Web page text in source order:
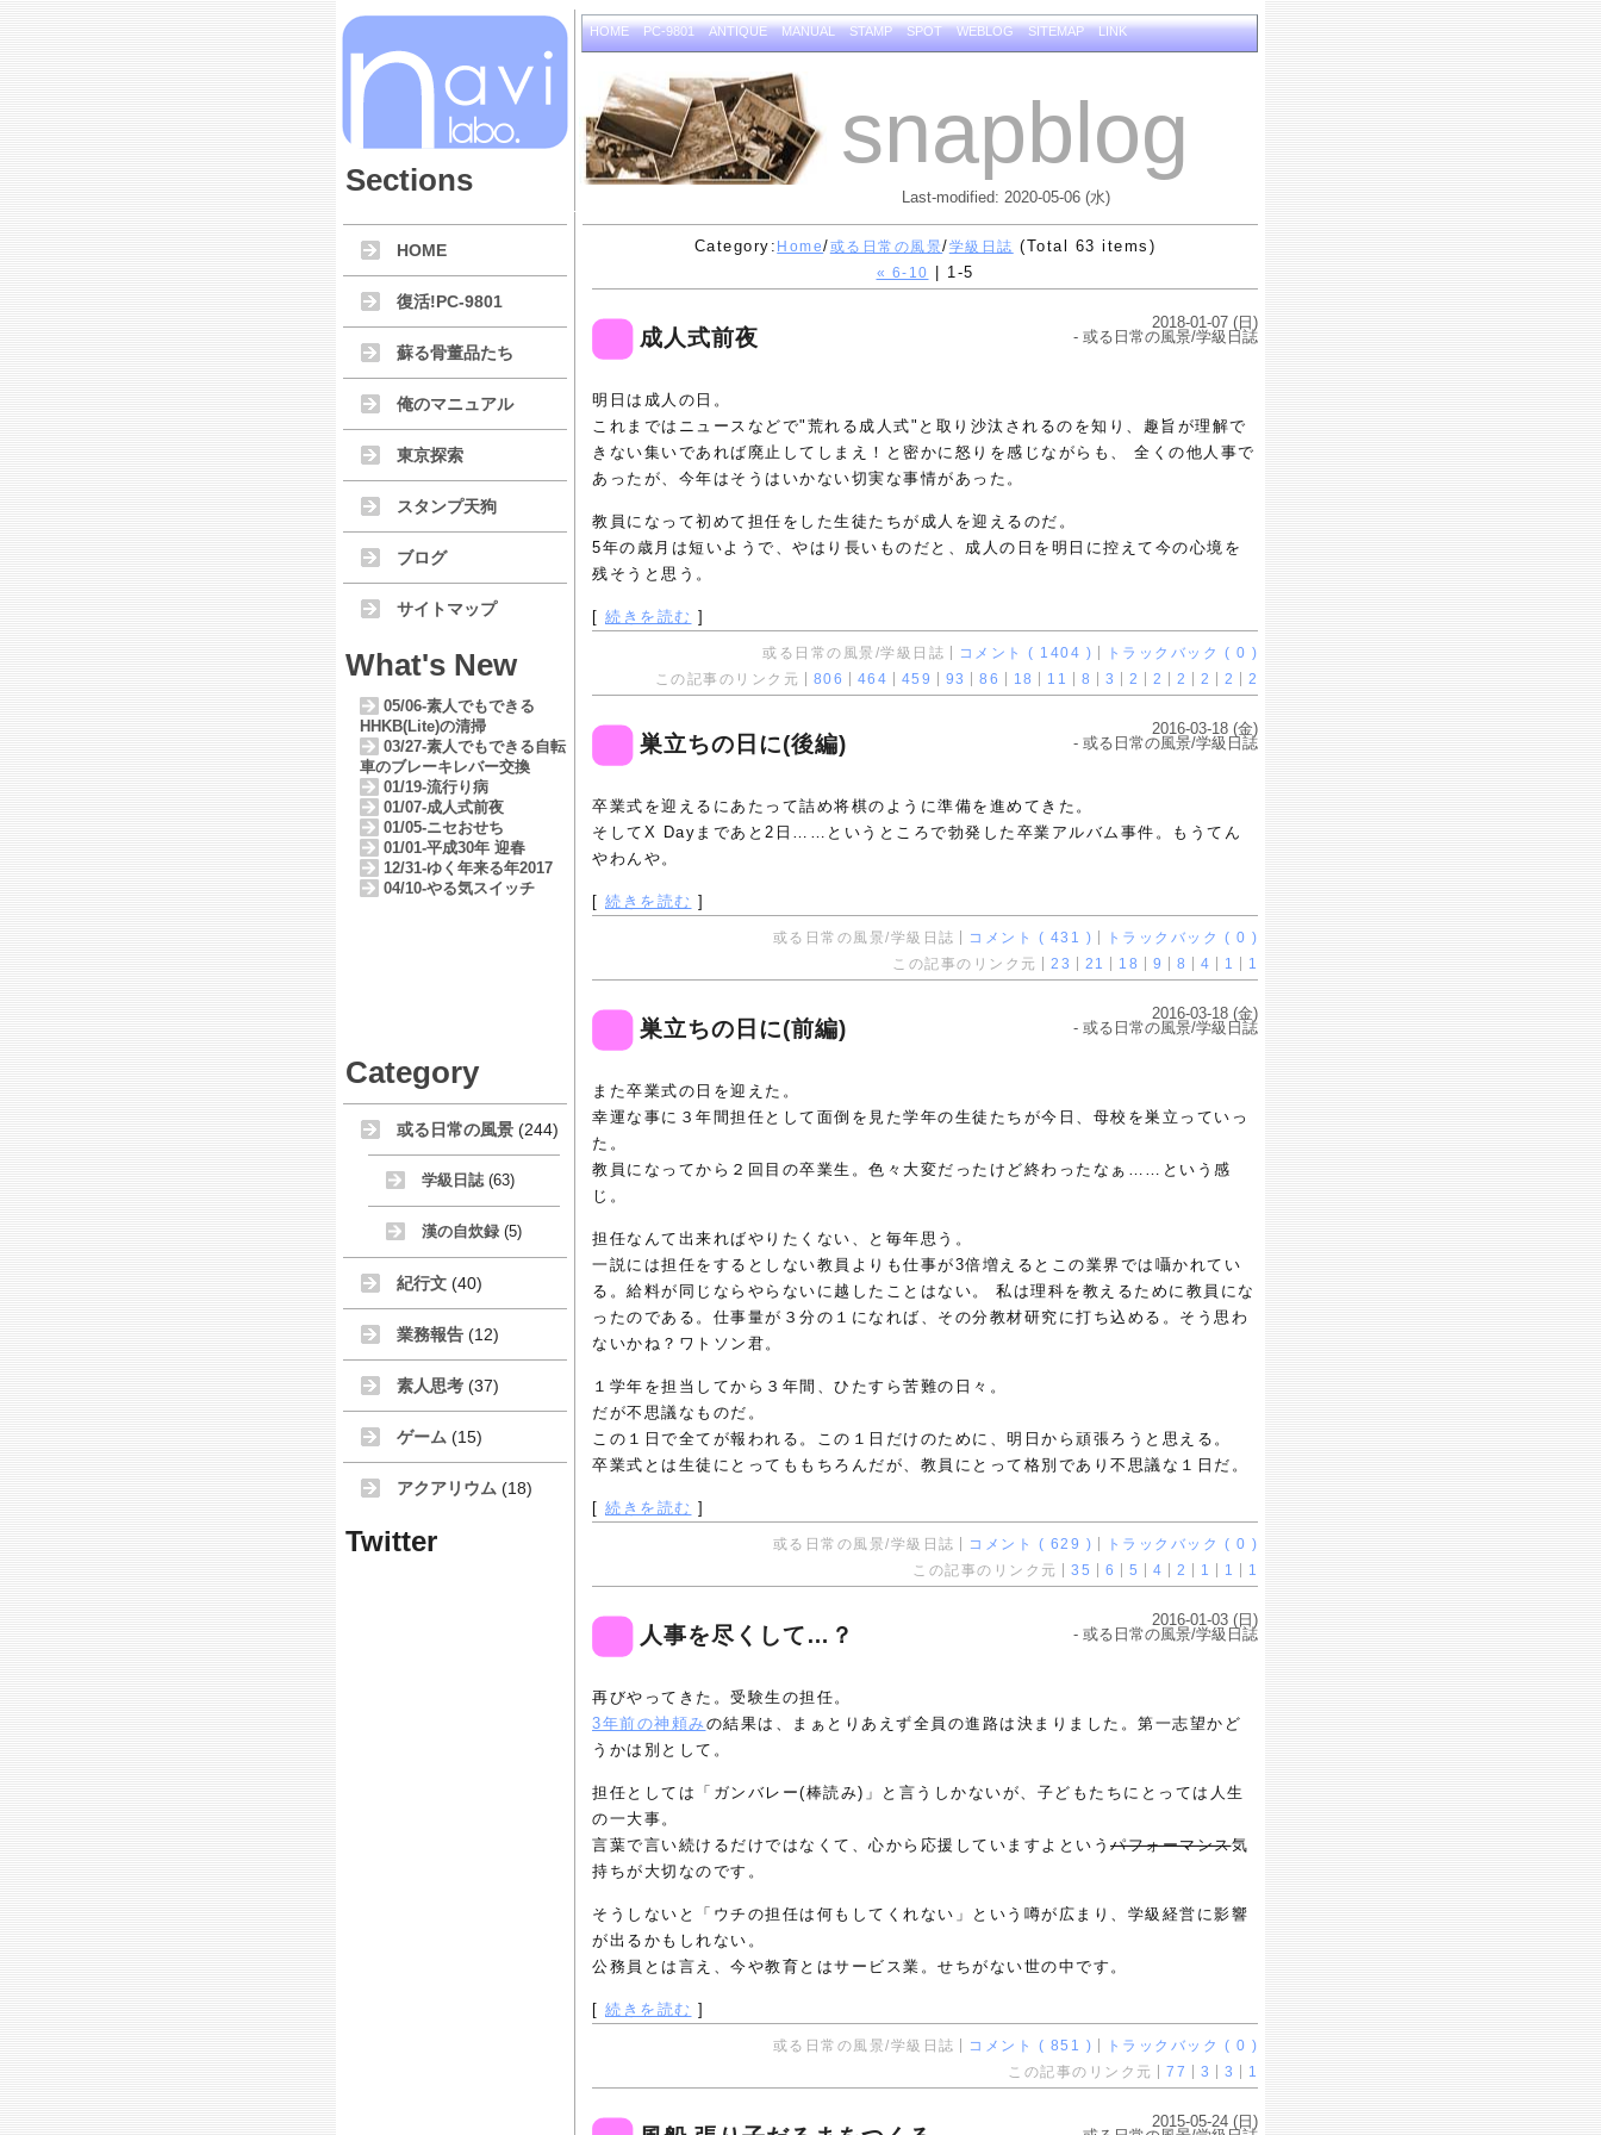
Sections
HOME PC-9801 ANTIQUE MANUAL STAMP SPOT WEBLOG SITEMAP LINK
snapblog
Last-modified: 2020-05-06 (水)
HOME
復活!PC-9801
蘇る骨董品たち
俺のマニュアル
東京探索
スタンプ天狗
ブログ
サイトマップ
What's New
05/06-素人でもできる
HHKB(Lite)の清掃
03/27-素人でもできる自転
車のブレーキレバー交換
01/19-流行り病
01/07-成人式前夜
01/05-ニセおせち
01/01-平成30年 迎春
12/31-ゆく年来る年2017
04/10-やる気スイッチ
Category
或る日常の風景 (244)
学級日誌(63)
漢の自炊録 (5)
紀行文 (40)
業務報告 (12)
素人思考 (37)
ゲーム (15)
アクアリウム (18)
Twitter
Category: Home/或る日常の風景/学級日誌 (Total 63 items)
« 6-10 | 1-5
成人式前夜
2018-01-07 (日)
- 或る日常の風景/学級日誌
明日は成人の日。
これまではニュースなどで"荒れる成人式"と取り沙汰されるのを知り、趣旨が理解で
きない集いであれば廃止してしまえ！と密かに怒りを感じながらも、 全くの他人事で
あったが、今年はそうはいかない切実な事情があった。
教員になって初めて担任をした生徒たちが成人を迎えるのだ。
5年の歳月は短いようで、やはり長いものだと、成人の日を明日に控えて今の心境を
残そうと思う。
[ 続きを読む ]
或る日常の風景/学級日誌 コメント ( 1404 )
トラックバック ( 0 )
この記事のリンク元
806 464 459 93 86 18 11 8 3 2 2 2 2 2 2
巣立ちの日に(後編)
2016-03-18 (金)
- 或る日常の風景/学級日誌
卒業式を迎えるにあたって詰め将棋のように準備を進めてきた。
そしてX Dayまであと2日……というところで勃発した卒業アルバム事件。もうてん
やわんや。
[ 続きを読む ]
或る日常の風景/学級日誌 コメント ( 431 )
トラックバック ( 0 )
この記事のリンク元
23 21 18 9 8 4 1 1
巣立ちの日に(前編)
2016-03-18 (金)
- 或る日常の風景/学級日誌
また卒業式の日を迎えた。
幸運な事に３年間担任として面倒を見た学年の生徒たちが今日、母校を巣立っていっ
た。
教員になってから２回目の卒業生。色々大変だったけど終わったなぁ……という感
じ。
担任なんて出来ればやりたくない、と毎年思う。
一説には担任をするとしない教員よりも仕事が3倍増えるとこの業界では囁かれてい
る。給料が同じならやらないに越したことはない。 私は理科を教えるために教員にな
ったのである。仕事量が３分の１になれば、その分教材研究に打ち込める。そう思わ
ないかね？ワトソン君。
１学年を担当してから３年間、ひたすら苦難の日々。
だが不思議なものだ。
この１日で全てが報われる。この１日だけのために、明日から頑張ろうと思える。
卒業式とは生徒にとってももちろんだが、教員にとって格別であり不思議な１日だ。
[ 続きを読む ]
或る日常の風景/学級日誌 コメント ( 629 )
トラックバック ( 0 )
この記事のリンク元
35 6 5 4 2 1 1 1
人事を尽くして…？
2016-01-03 (日)
- 或る日常の風景/学級日誌
再びやってきた。受験生の担任。
3年前の神頼みの結果は、まぁとりあえず全員の進路は決まりました。第一志望かど
うかは別として。
担任としては「ガンバレー(棒読み)」と言うしかないが、子どもたちにとっては人生
の一大事。
言葉で言い続けるだけではなくて、心から応援していますよという パフォーマンス気
持ちが大切なのです。
そうしないと「ウチの担任は何もしてくれない」という噂が広まり、学級経営に影響
が出るかもしれない。
公務員とは言え、今や教育とはサービス業。せちがない世の中です。
[ 続きを読む ]
或る日常の風景/学級日誌 コメント ( 851 )
トラックバック ( 0 )
この記事のリンク元
77 3 3 1
2015-05-24 (日)